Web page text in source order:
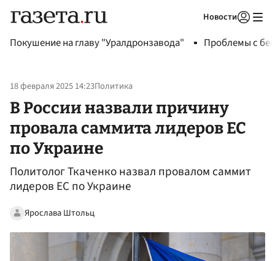
Новости
Покушение на главу "Уралдронзавода" Проблемы с
18 февраля 2025 14:23Политика
В России назвали причину
провала саммита лидеров ЕС
по Украине
Политолог Ткаченко назвал провалом саммит
лидеров ЕС по Украине
Ярослава Штольц